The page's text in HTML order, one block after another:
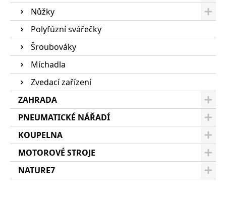
Nůžky
Polyfúzní svářečky
Šroubováky
Míchadla
Zvedací zařízení
ZAHRADA
PNEUMATICKÉ NÁŘADÍ
KOUPELNA
MOTOROVÉ STROJE
NATURE7